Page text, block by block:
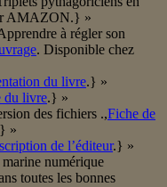
AMAZON.} »
à régler son
. Disponible chez
du livre.} »
du livre.} »
des fichiers .,Fiche de
»
de l’éditeur.} »
numérique
toutes les bonnes